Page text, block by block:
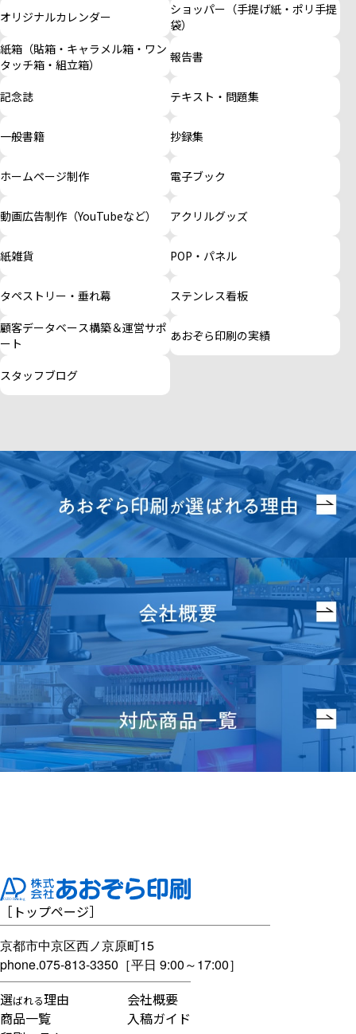
オリジナルカレンダー
ショッパー（手提げ紙・ポリ手提
袋）
紙箱（貼箱・キャラメル箱・ワン
タッチ箱・組立箱）
報告書
記念誌 テキスト・問題集
一般書籍 抄録集
ホームページ制作 電子ブック
動画広告制作（YouTubeなど） アクリルグッズ
紙雑貨 POP・パネル
タペストリー・垂れ幕
ステンレス看板
顧客データベース構築＆運営サポ
ート
あおぞら印刷の実績
スタッフブログ
［ トップページ］
京都市中京区西ノ京原町15
phone.075-813-3350 ［平日 9:00～17:00］
選ばれる理由
会社概要
商品一覧
入稿ガイド